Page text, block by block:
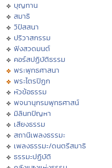
บุญทาน
สมาธิ
วิปัสสนา
ปริวาสกรรม
ฟังสวดมนต์
คอร์สปฏิบัติธรรม
พระพุทธศาสนา
พระไตรปิฏก
หัวข้อธรรม
พจนานุกรมพุทธศาสน์
มิลินทปัญหา
เสียงธรรม
สถานีเพลงธรรมะ
เพลงธรรมะ/ดนตรีสมาธิ
ธรรมะปฏิบัติ